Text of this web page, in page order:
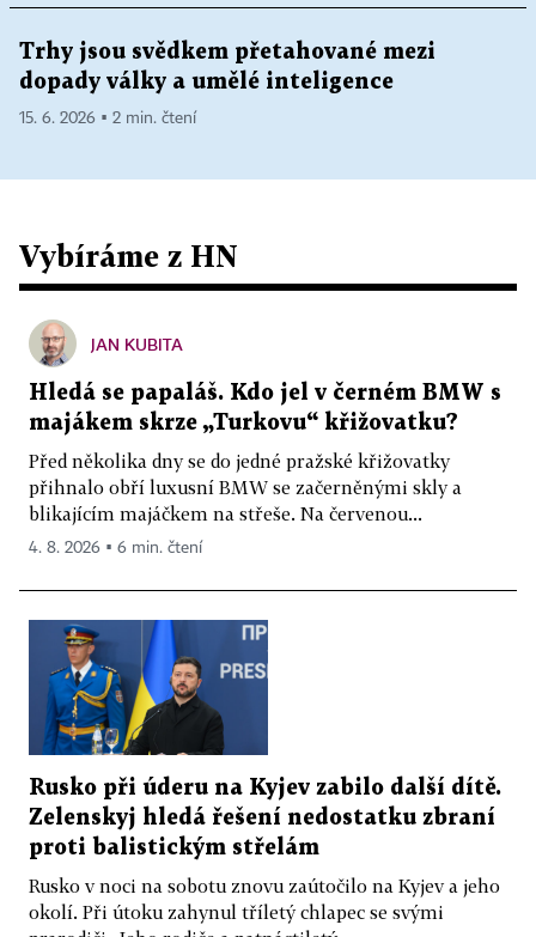
Trhy jsou svědkem přetahované mezi
dopady války a umělé inteligence
15. 6. 2026 ▪ 2 min. čtení
Vybíráme z HN
JAN KUBITA
Hledá se papaláš. Kdo jel v černém BMW s
majákem skrze „Turkovu“ křižovatku?
Před několika dny se do jedné pražské křižovatky
přihnalo obří luxusní BMW se začerněnými skly a
blikajícím majáčkem na střeše. Na červenou...
4. 8. 2026 ▪ 6 min. čtení
Rusko při úderu na Kyjev zabilo další dítě.
Zelenskyj hledá řešení nedostatku zbraní
proti balistickým střelám
Rusko v noci na sobotu znovu zaútočilo na Kyjev a jeho
okolí. Při útoku zahynul tříletý chlapec se svými